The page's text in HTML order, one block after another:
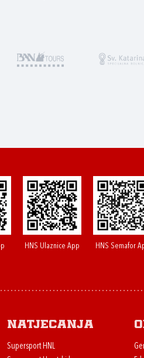
HNS Ulaznice App HNS Semafor
Natjecanja
Supersport HNL